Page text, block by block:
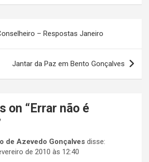
– Respostas Janeiro
Jantar da Paz em Bento Gonçalves
on “ Errar não é
de Azevedo Gonçalves disse:
de 2010 às 12:40